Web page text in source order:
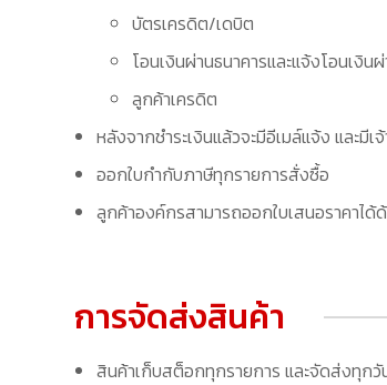
บัตรเครดิต/เดบิต
โอนเงินผ่านธนาคารและแจ้งโอนเงิน
ลูกค้าเครดิต
หลังจากชำระเงินแล้วจะมีอีเมล์แจ้ง และ
ออกใบกำกับภาษีทุกรายการสั่งซื้อ
ลูกค้าองค์กรสามารถออกใบเสนอราคาได้
การจัดส่งสินค้า
สินค้าเก็บสต็อกทุกรายการ และจัดส่งทุก